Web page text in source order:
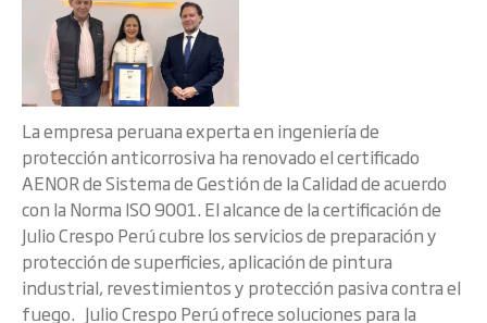
La empresa peruana experta en ingeniería de
protección anticorrosiva ha renovado el certificado
AENOR de Sistema de Gestión de la Calidad de acuerdo
con la Norma ISO 9001. El alcance de la certificación de
Julio Crespo Perú cubre los servicios de preparación y
protección de superficies, aplicación de pintura
industrial, revestimientos y protección pasiva contra el
fuego. Julio Crespo Perú ofrece soluciones para la